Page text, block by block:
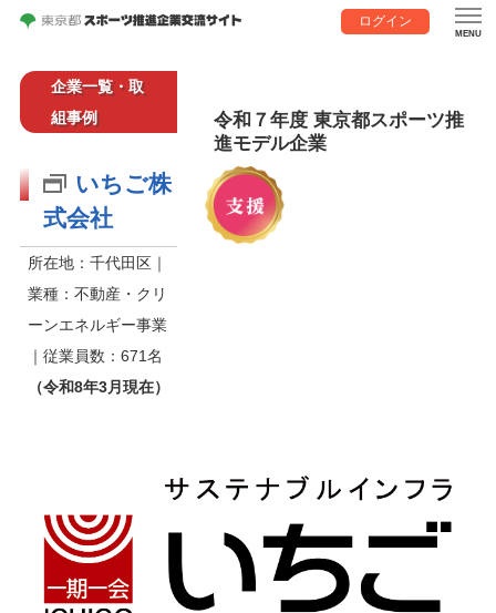
ログイン
企業一覧・取
組事例
令和７年度 東京都スポーツ推
進モデル企業
いちご株
式会社
所在地：千代田区｜
業種：不動産・クリ
ーンエネルギー事業
｜従業員数：671名
（令和8年3月現在）